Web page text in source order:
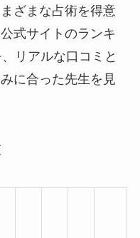
ざまな占術を得意
式サイトのランキ
リアルな口コミと
に合った先生を見